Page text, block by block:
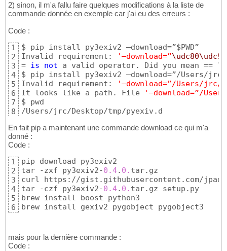
2) sinon, il m'a fallu faire quelques modifications à la liste de
commande donnée en exemple car j'ai eu des erreurs :
Code :
1
2
3
4
5
6
7
8
$ pip install py3exiv2 –download=”$PWD”
Invalid requirement:
'–download=”\udc80\udc9d
= is not a valid operator. Did you mean == ?
$ pip install py3exiv2 –download=”/Users/jrc/
Invalid requirement:
'–download=”/Users/jrc/
It looks like a path. File
'–download=”/
$ pwd
/Users/jrc/Desktop/tmp/pyexiv.d
En fait pip a maintenant une commande download ce qui m'a
donné :
Code :
1
2
3
4
5
6
pip download py3exiv2
tar -zxf py3exiv2-0.4. 0. tar.gz
curl https://gist.githubusercontent.com/
tar -czf py3exiv2-0.4. 0. tar.gz setup.py
brew install boost-python3
brew install gexiv2 pygobject pygobject3
mais pour la dernière commande :
Code :